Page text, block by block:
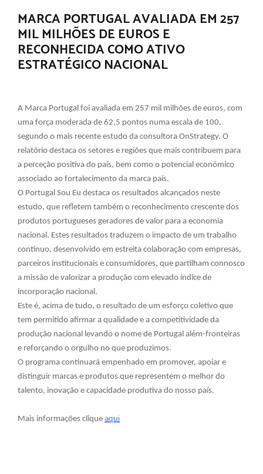
MARCA PORTUGAL AVALIADA EM 257
MIL MILHÕES DE EUROS E
RECONHECIDA COMO ATIVO
ESTRATÉGICO NACIONAL
A Marca Portugal foi avaliada em 257 mil milhões de euros, com
uma força moderada de 62,5 pontos numa escala de 100,
segundo o mais recente estudo da consultora OnStrategy. O
relatório destaca os setores e regiões que mais contribuem para
a perceção positiva do país, bem como o potencial económico
associado ao fortalecimento da marca país.
O Portugal Sou Eu destaca os resultados alcançados neste
estudo, que refletem também o reconhecimento crescente dos
produtos portugueses geradores de valor para a economia
nacional. Estes resultados traduzem o impacto de um trabalho
contínuo, desenvolvido em estreita colaboração com empresas,
parceiros institucionais e consumidores, que partilham connosco
a missão de valorizar a produção com elevado índice de
incorporação nacional.
Este é, acima de tudo, o resultado de um esforço coletivo que
tem permitido afirmar a qualidade e a competitividade da
produção nacional levando o nome de Portugal além-fronteiras
e reforçando o orgulho no que produzimos.
O programa continuará empenhado em promover, apoiar e
distinguir marcas e produtos que representem o melhor do
talento, inovação e capacidade produtiva do nosso país.
Mais informações clique aqui